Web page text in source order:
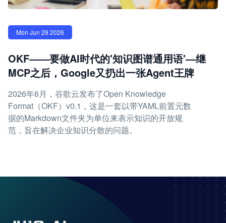
Mon Jun 29 2026
OKF——要做AI时代的'知识图谱通用语'—继
MCP之后，Google又扔出一张Agent王牌
2026年6月，谷歌云发布了Open Knowledge
Format（OKF）v0.1，这是一套以带YAML前置元数
据的Markdown文件夹为单位来表示知识的开放规
范，旨在解决企业知识分散的问题。